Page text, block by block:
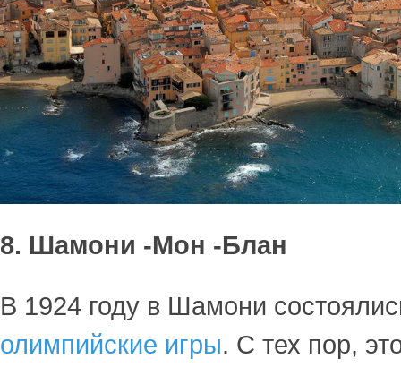
8. Шамони -Мон -Блан
В 1924 году в Шамони
олимпийские игры. С тех пор,